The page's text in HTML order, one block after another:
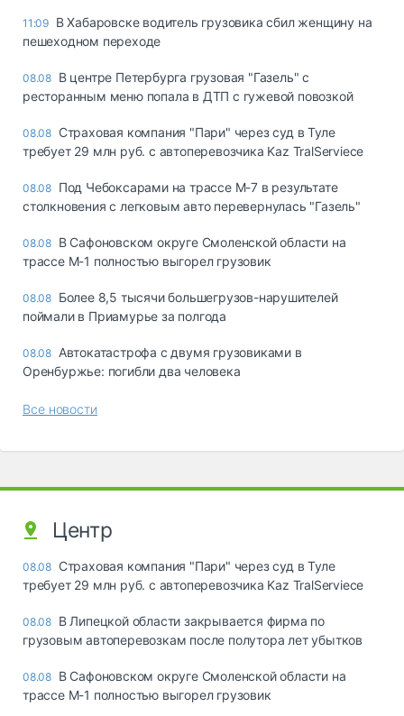
11:09 В Хабаровске водитель грузовика сбил женщину на
пешеходном переходе
08.08 В центре Петербурга грузовая "Газель" с
ресторанным меню попала в ДТП с гужевой повозкой
08.08 Страховая компания "Пари" через суд в Туле
требует 29 млн руб. с автоперевозчика Kaz TralServiece
08.08 Под Чебоксарами на трассе М-7 в результате
столкновения с легковым авто перевернулась "Газель"
08.08 В Сафоновском округе Смоленской области на
трассе М-1 полностью выгорел грузовик
08.08 Более 8,5 тысячи большегрузов-нарушителей
поймали в Приамурье за полгода
08.08 Автокатастрофа с двумя грузовиками в
Оренбуржье: погибли два человека
Все новости
Центр
08.08 Страховая компания "Пари" через суд в Туле
требует 29 млн руб. с автоперевозчика Kaz TralServiece
08.08 В Липецкой области закрывается фирма по
грузовым автоперевозкам после полутора лет убытков
08.08 В Сафоновском округе Смоленской области на
трассе М-1 полностью выгорел грузовик